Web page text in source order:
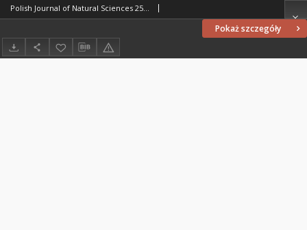
Pokaż szczegóły
Polish Journal of Natural Sciences 25 (2/2010)